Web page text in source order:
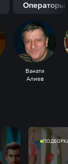
Операторы
Ванати
Алиев